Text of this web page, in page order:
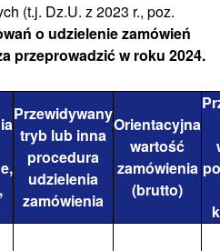
(t.j. Dz.U. z 2023 r., poz.
o udzielenie zamówień
przeprowadzić w roku 2024.
Przewidywany
tryb lub inna
procedura
udzielenia
zamówienia
Orientacyjna
wartość
zamówienia
(brutto)